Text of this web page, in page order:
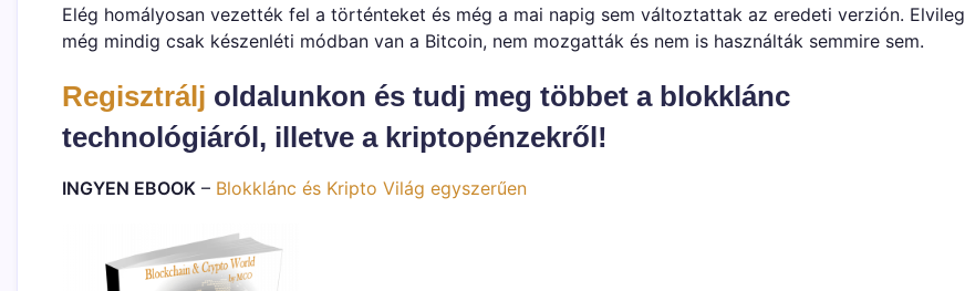
Elég homályosan vezették fel a történteket és még a mai napig sem változtattak az eredeti verzión. Elvileg
még mindig csak készenléti módban van a Bitcoin, nem mozgatták és nem is használták semmire sem.
Regisztrálj oldalunkon és tudj meg többet a blokklánc
technológiáról, illetve a kriptopénzekről!
INGYEN EBOOK – Blokklánc és Kripto Világ egyszerűen